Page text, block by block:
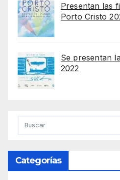
Presentan las
Porto Cristo
Se presentan
2022
Categorías